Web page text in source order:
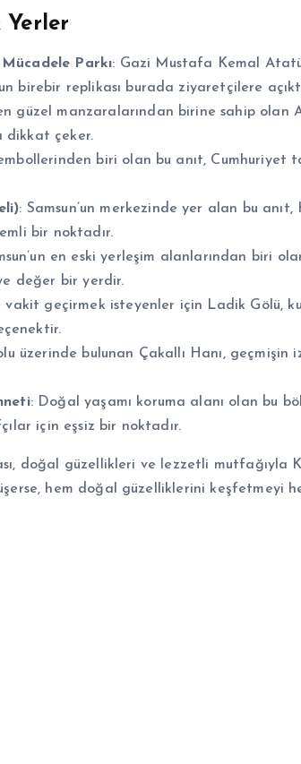
Yerler
Parkı: Gazi Mustafa Kemal
birebir replikası burada ziyaretçilere
en güzel manzaralarından birine sahip olan
dikkat çeker.
biri olan bu anıt,
: Samsun’un merkezinde yer alan bu anıt,
bir noktadır.
en eski yerleşim alanlarından biri
değer bir yerdir.
vakit geçirmek isteyenler için Ladik Gölü,
üzerinde bulunan Çakallı Hanı, geçmişin
: Doğal yaşamı koruma alanı olan bu
için eşsiz bir noktadır.
doğal güzellikleri ve lezzetli mutfağıyla
hem doğal güzelliklerini keşfetmeyi